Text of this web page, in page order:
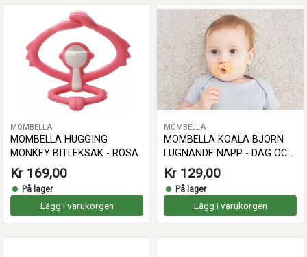
MOMBELLA
MOMBELLA HUGGING
MONKEY BITLEKSAK - ROSA
Kr 169,00
På lager
Lägg i varukorgen
MOMBELLA
MOMBELLA KOALA BJÖRN
LUGNANDE NAPP - DAG OCH
NATT
Kr 129,00
På lager
Lägg i varukorgen